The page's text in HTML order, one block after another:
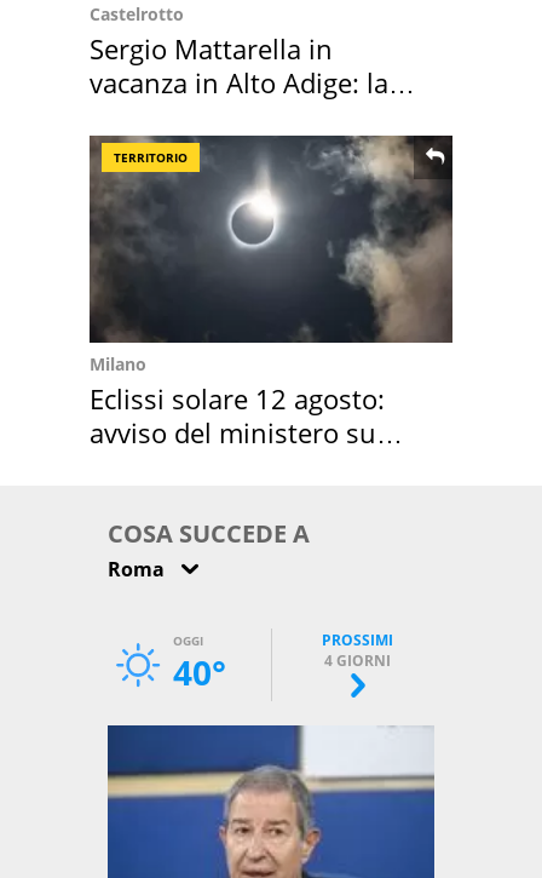
Castelrotto
Sergio Mattarella in
vacanza in Alto Adige: la
TERRITORIO
Milano
Eclissi solare 12 agosto:
avviso del ministero su